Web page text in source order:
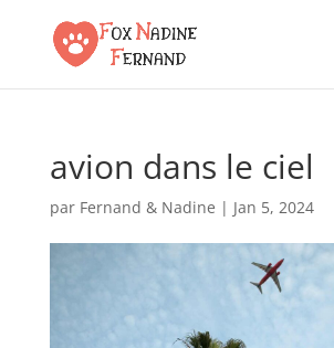
avion dans le ciel
par Fernand & Nadine | Jan 5, 2024